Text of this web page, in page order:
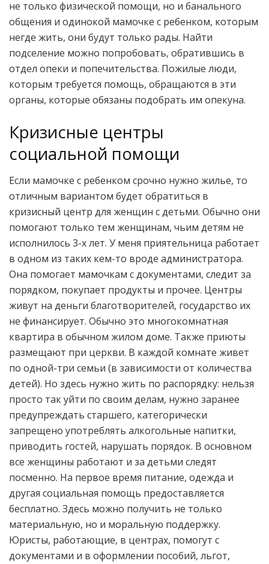
не только физической помощи, но и банального
общения и одинокой мамочке с ребенком, которым
негде жить, они будут только рады. Найти
подселение можно попробовать, обратившись в
отдел опеки и попечительства. Пожилые люди,
которым требуется помощь, обращаются в эти
органы, которые обязаны подобрать им опекуна.
Кризисные центры
социальной помощи
Если мамочке с ребенком срочно нужно жилье, то
отличным вариантом будет обратиться в
кризисный центр для женщин с детьми. Обычно они
помогают только тем женщинам, чьим детям не
исполнилось 3-х лет. У меня приятельница работает
в одном из таких кем-то вроде администратора.
Она помогает мамочкам с документами, следит за
порядком, покупает продукты и прочее. Центры
живут на деньги благотворителей, государство их
не финансирует. Обычно это многокомнатная
квартира в обычном жилом доме. Также приюты
размещают при церкви. В каждой комнате живет
по одной-три семьи (в зависимости от количества
детей). Но здесь нужно жить по распорядку: нельзя
просто так уйти по своим делам, нужно заранее
предупреждать старшего, категорически
запрещено употреблять алкогольные напитки,
приводить гостей, нарушать порядок. В основном
все женщины работают и за детьми следят
посменно. На первое время питание, одежда и
другая социальная помощь предоставляется
бесплатно. Здесь можно получить не только
материальную, но и моральную поддержку.
Юристы, работающие, в центрах, помогут с
документами и в оформлении пособий, льгот,